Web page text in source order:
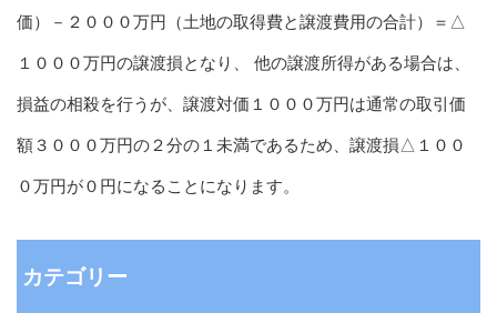
価）－２０００万円（土地の取得費と譲渡費用の合計）＝△
１０００万円の譲渡損となり、 他の譲渡所得がある場合は、
損益の相殺を行うが、譲渡対価１０００万円は通常の取引価
額３０００万円の２分の１未満であるため、譲渡損△１００
０万円が０円になることになります。
カテゴリー